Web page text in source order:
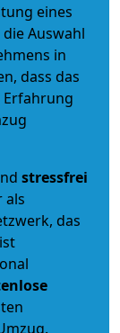
eines
Auswahl
in
dass das
stressfrei
als
das